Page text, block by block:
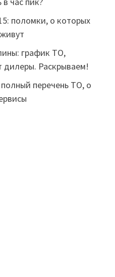
поломки, о которых
график ТО,
дилеры. Раскрываем!
перечень ТО, о